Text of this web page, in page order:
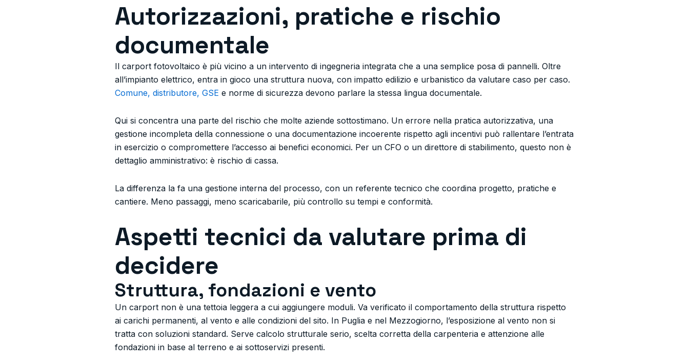
Autorizzazioni, pratiche e rischio
documentale
Il carport fotovoltaico è più vicino a un intervento di ingegneria integrata che a una semplice posa di pannelli. Oltre
all’impianto elettrico, entra in gioco una struttura nuova, con impatto edilizio e urbanistico da valutare caso per caso.
Comune, distributore, GSE e norme di sicurezza devono parlare la stessa lingua documentale.
Qui si concentra una parte del rischio che molte aziende sottostimano. Un errore nella pratica autorizzativa, una
gestione incompleta della connessione o una documentazione incoerente rispetto agli incentivi può rallentare l’entrata
in esercizio o compromettere l’accesso ai benefici economici. Per un CFO o un direttore di stabilimento, questo non è
dettaglio amministrativo: è rischio di cassa.
La differenza la fa una gestione interna del processo, con un referente tecnico che coordina progetto, pratiche e
cantiere. Meno passaggi, meno scaricabarile, più controllo su tempi e conformità.
Aspetti tecnici da valutare prima di
decidere
Struttura, fondazioni e vento
Un carport non è una tettoia leggera a cui aggiungere moduli. Va verificato il comportamento della struttura rispetto
ai carichi permanenti, al vento e alle condizioni del sito. In Puglia e nel Mezzogiorno, l’esposizione al vento non si
tratta con soluzioni standard. Serve calcolo strutturale serio, scelta corretta della carpenteria e attenzione alle
fondazioni in base al terreno e ai sottoservizi presenti.